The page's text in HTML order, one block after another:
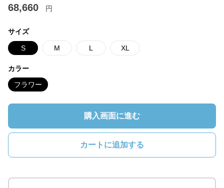
68,660 円
サイズ
S M L XL
カラー
フラワー
購入画面に進む
カートに追加する